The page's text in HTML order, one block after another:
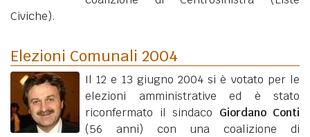
Civiche).
Elezioni Comunali 2004
Il 12 e 13 giugno 2004 si è votato per le
elezioni amministrative ed è stato
riconfermato il sindaco Giordano Conti
(56 anni) con una coalizione di